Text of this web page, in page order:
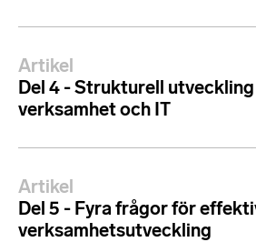
Artikel
Del 4 - Strukturell utveckling
verksamhet och IT
Artikel
Del 5 - Fyra frågor för
verksamhetsutveckling